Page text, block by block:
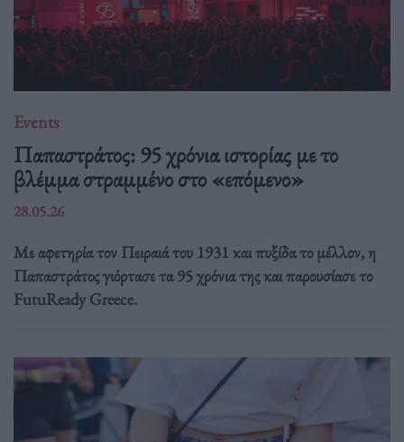
Events
Παπαστράτος: 95 χρόνια ιστορίας με το
βλέμμα στραμμένο στο «επόμενο»
28.05.26
Με αφετηρία τον Πειραιά του 1931 και πυξίδα το μέλλον, η
Παπαστράτος γιόρτασε τα 95 χρόνια της και παρουσίασε το
FutuReady Greece.